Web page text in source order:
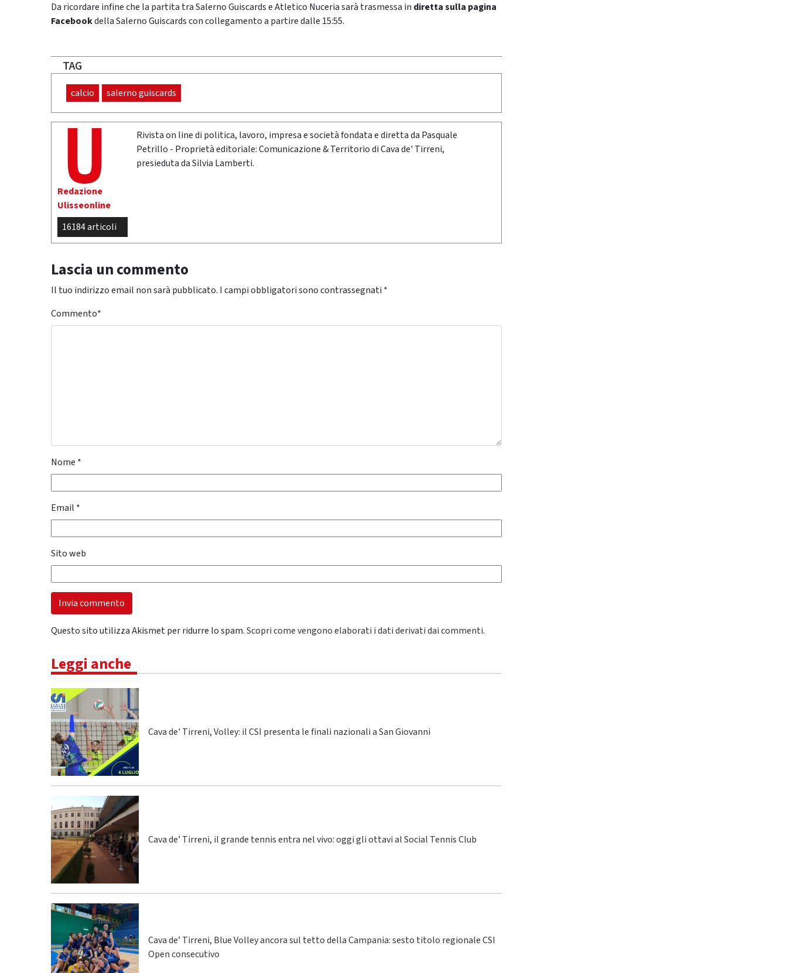
Da ricordare infine che la partita tra Salerno Guiscards e Atletico Nuceria sarà trasmessa in diretta sulla pagina
Facebookdella Salerno Guiscards con collegamento a partire dalle 15:55.
TAG
calcio salerno guiscards
Redazione
Ulisseonline
16184 articoli
Rivista on line di politica, lavoro, impresa e società fondata e diretta da Pasquale
Petrillo - Proprietà editoriale: Comunicazione & Territorio di Cava de' Tirreni,
presieduta da Silvia Lamberti.
Lascia un commento
Il tuo indirizzo email non sarà pubblicato. I campi obbligatori sono contrassegnati *
Commento*
Nome *
Email *
Sito web
Questo sito utilizza Akismet per ridurre lo spam.Scopri come vengono elaborati i dati derivati dai commenti.
Leggi anche
Cava de' Tirreni, Volley: il CSI presenta le finali nazionali a San Giovanni
Cava de’ Tirreni, il grande tennis entra nel vivo: oggi gli ottavi al Social Tennis Club
Cava de’ Tirreni, Blue Volley ancora sul tetto della Campania: sesto titolo regionale CSI
Open consecutivo